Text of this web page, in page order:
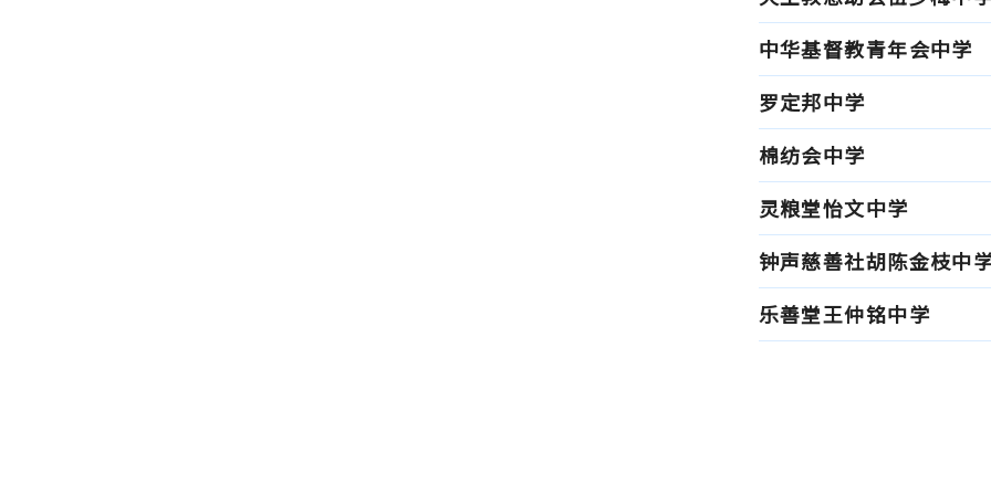
中华基督教青年会中学
罗定邦中学
棉纺会中学
灵粮堂怡文中学
钟声慈善社胡陈金枝中
乐善堂王仲铭中学